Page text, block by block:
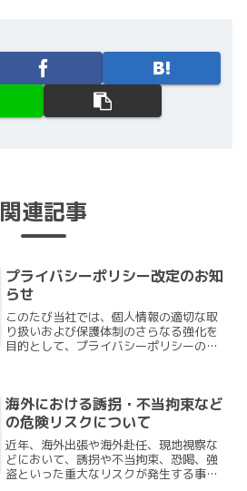
関連記事
プライバシーポリシー改定のお知
らせ
このたび当社では、個人情報の適切な取
り扱いおよび保護体制のさらなる強化を
目的として、プライバシーポリシーの内
に努めてまいりますので、...
海外における誘拐・不当拘束など
の危険リスクについて
近年、海外出張や海外赴任、現地視察な
どにおいて、誘拐や不当拘束、恐喝、強
盗といった重大なリスクが発生する事例